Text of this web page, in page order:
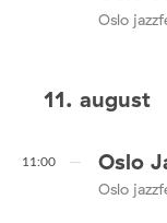
Oslo
11. august
11:00 Oslo
Oslo